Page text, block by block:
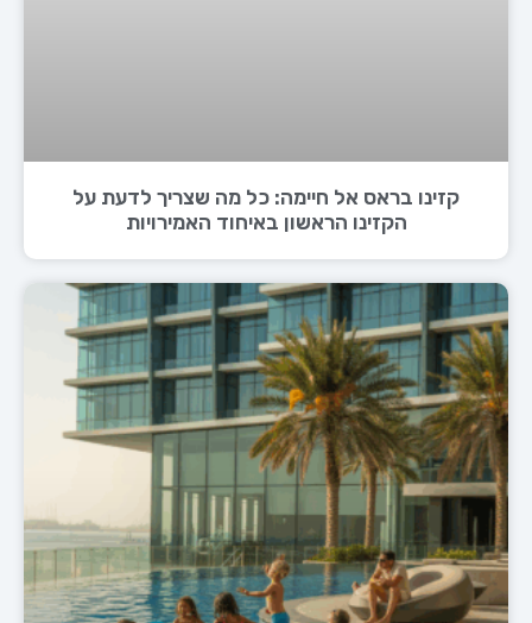
קזינו בראס אל חיימה: כל מה שצריך לדעת על
הקזינו הראשון באיחוד האמירויות